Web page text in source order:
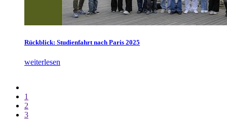
Rückblick: Studienfahrt nach Paris 2025
weiterlesen
1
2
3